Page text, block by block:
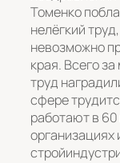
Томенко
нелёгкий
невозможно
края. Всего
труд
сфере
работают в
организациях